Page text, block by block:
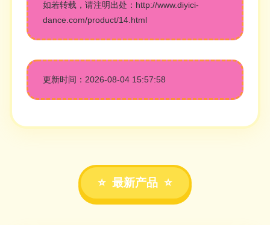
如若转载，请注明出处：http://www.diyici-
dance.com/product/14.html
更新时间：2026-08-04 15:57:58
最新产品